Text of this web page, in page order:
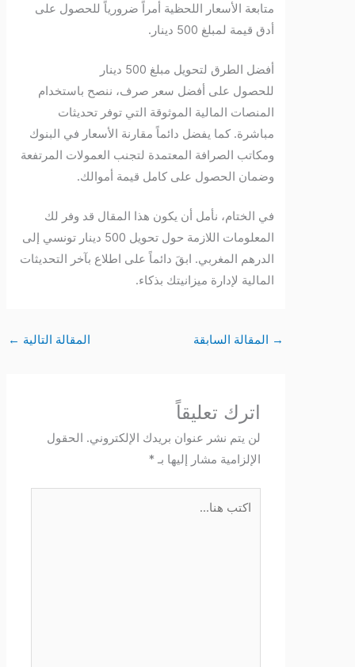
متابعة الأسعار اللحظية أمراً ضرورياً للحصول على
أدق قيمة لمبلغ 500 دينار.
أفضل الطرق لتحويل مبلغ 500 دينار
للحصول على أفضل سعر صرف، ننصح باستخدام
المنصات المالية الموثوقة التي توفر تحديثات
مباشرة. كما يفضل دائماً مقارنة الأسعار في البنوك
ومكاتب الصرافة المعتمدة لتجنب العمولات المرتفعة
وضمان الحصول على كامل قيمة أموالك.
في الختام، نأمل أن يكون هذا المقال قد وفر لك
المعلومات اللازمة حول تحويل 500 دينار تونسي إلى
الدرهم المغربي. ابقَ دائماً على اطلاع بآخر التحديثات
المالية لإدارة ميزانيتك بذكاء.
المقالة السابقة المقالة التالية←
اترك تعليقاً
لن يتم نشر عنوان بريدك الإلكتروني. الحقول
الإلزامية مشار إليها بـ*